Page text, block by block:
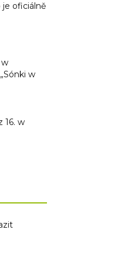
je oficiálně
w
w
16. w